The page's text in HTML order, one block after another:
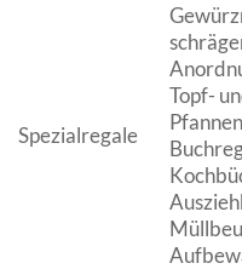
Spezialregale
Topf-